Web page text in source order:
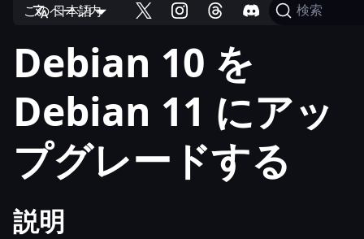
日本語 検索
このページ内
Debian 10 を
Debian 11 にアッ
プグレードする
説明